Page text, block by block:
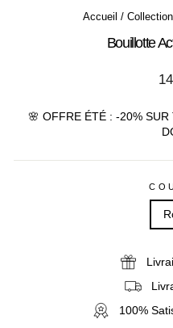
Accueil /
Bouillotte
Prix
🌸 OFFRE ÉTÉ : -20% SUR
100%